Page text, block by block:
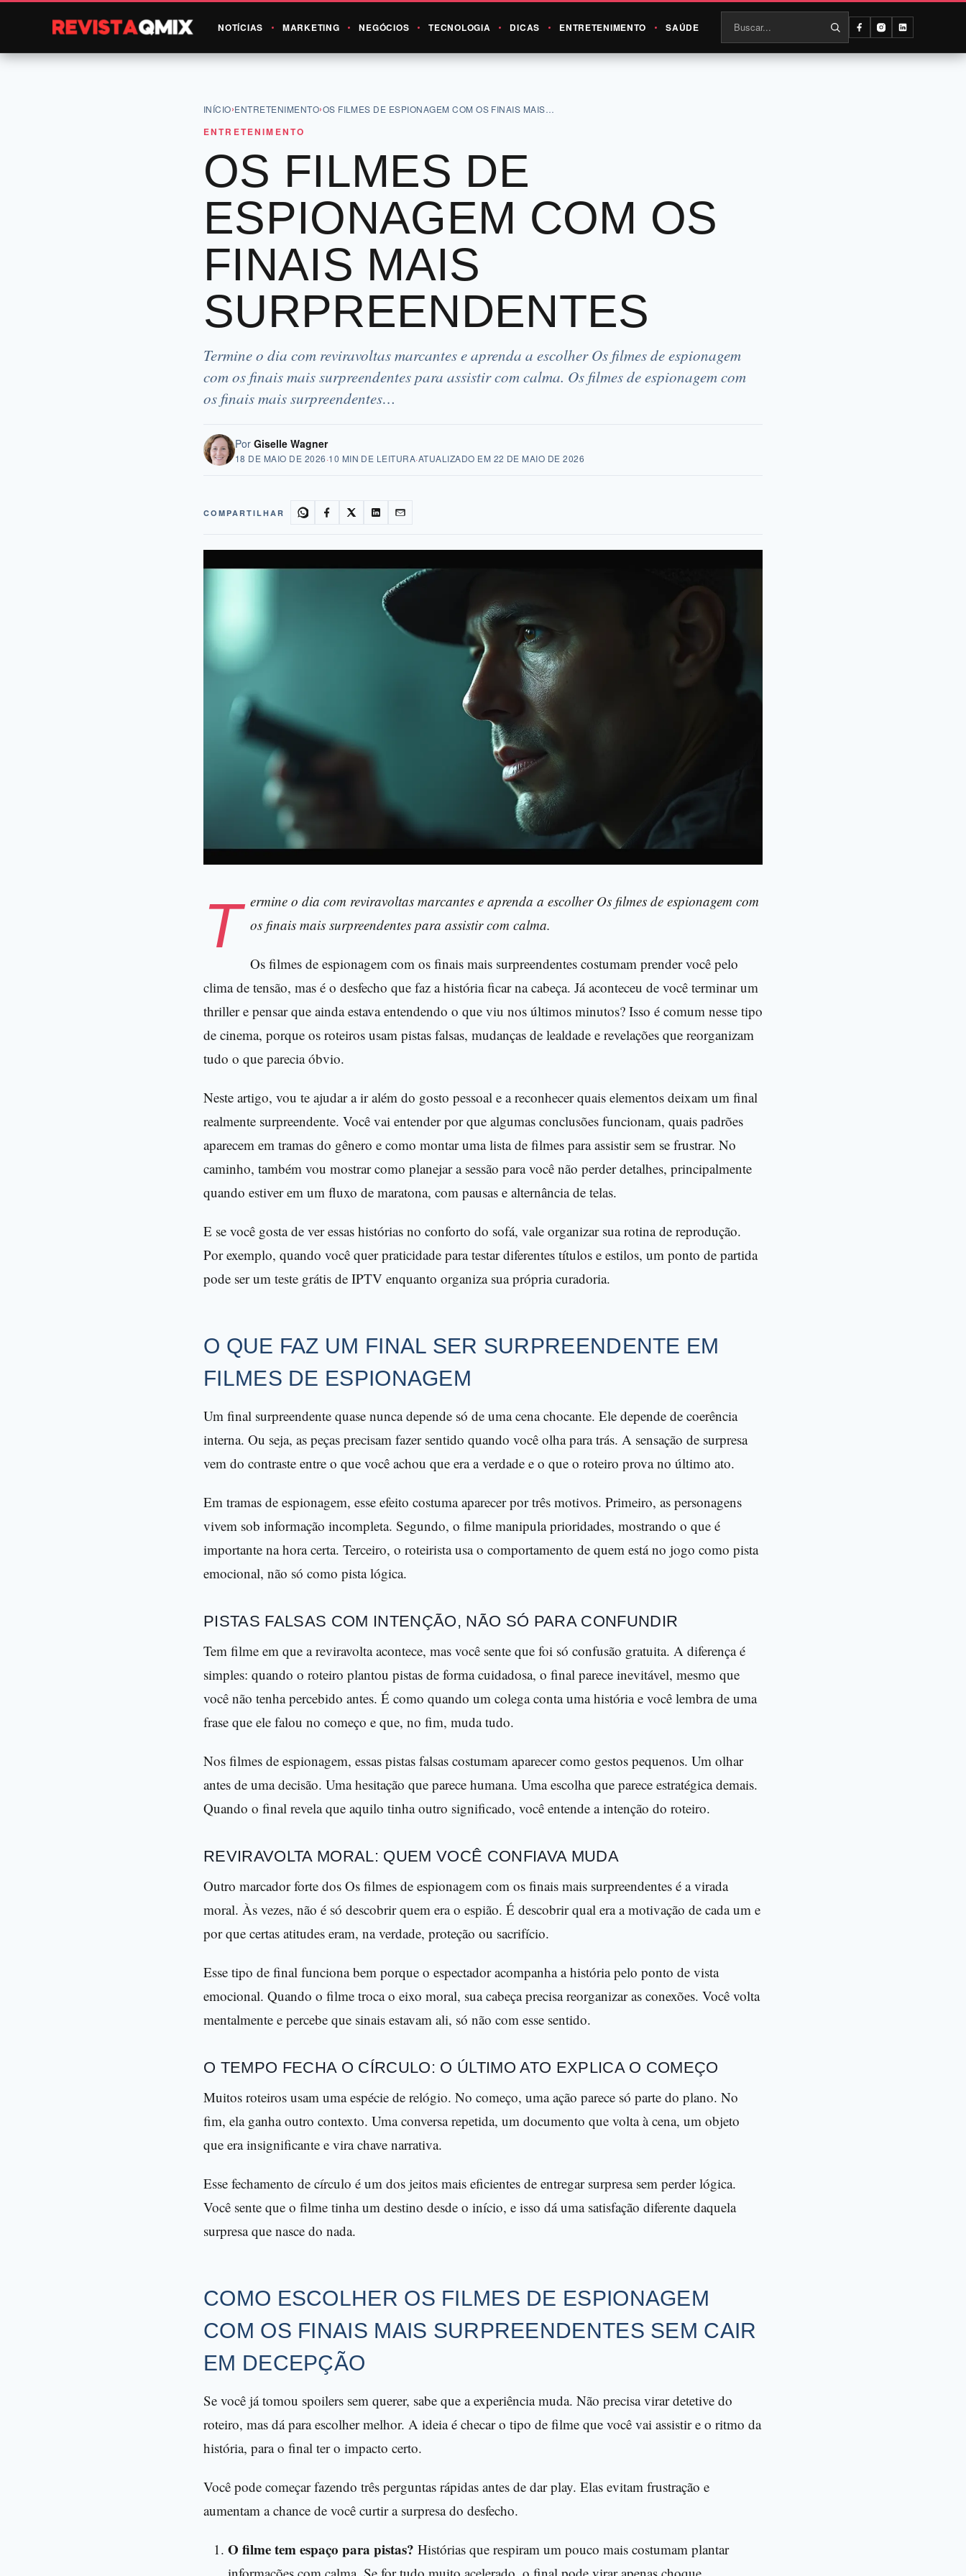
NOTÍCIAS MARKETING NEGÓCIOS TECNOLOGIA DICAS ENTRETENIMENTO SAÚDE
INÍCIO›ENTRETENIMENTO›OS FILMES DE ESPIONAGEM COM OS FINAIS MAIS…
ENTRETENIMENTO
OS FILMES DE
ESPIONAGEM COM OS
FINAIS MAIS
SURPREENDENTES
Termine o dia com reviravoltas marcantes e aprenda a escolher Os filmes de espionagem
com os finais mais surpreendentes para assistir com calma. Os filmes de espionagem com
os finais mais surpreendentes…
Por Giselle Wagner
18 DE MAIO DE 2026·10 MIN DE LEITURA·ATUALIZADO EM 22 DE MAIO DE 2026
COMPARTILHAR
Termine o dia com reviravoltas marcantes e aprenda a escolher Os filmes de espionagem com os finais mais surpreendentes para assistir com calma.
Os filmes de espionagem com os finais mais surpreendentes costumam prender você pelo
clima de tensão, mas é o desfecho que faz a história ficar na cabeça. Já aconteceu de você terminar um
thriller e pensar que ainda estava entendendo o que viu nos últimos minutos? Isso é comum nesse tipo
de cinema, porque os roteiros usam pistas falsas, mudanças de lealdade e revelações que reorganizam
tudo o que parecia óbvio.
Neste artigo, vou te ajudar a ir além do gosto pessoal e a reconhecer quais elementos deixam um final
realmente surpreendente. Você vai entender por que algumas conclusões funcionam, quais padrões
aparecem em tramas do gênero e como montar uma lista de filmes para assistir sem se frustrar. No
caminho, também vou mostrar como planejar a sessão para você não perder detalhes, principalmente
quando estiver em um fluxo de maratona, com pausas e alternância de telas.
E se você gosta de ver essas histórias no conforto do sofá, vale organizar sua rotina de reprodução.
Por exemplo, quando você quer praticidade para testar diferentes títulos e estilos, um ponto de partida
pode ser um teste grátis de IPTV enquanto organiza sua própria curadoria.
O QUE FAZ UM FINAL SER SURPREENDENTE EM
FILMES DE ESPIONAGEM
Um final surpreendente quase nunca depende só de uma cena chocante. Ele depende de coerência
interna. Ou seja, as peças precisam fazer sentido quando você olha para trás. A sensação de surpresa
vem do contraste entre o que você achou que era a verdade e o que o roteiro prova no último ato.
Em tramas de espionagem, esse efeito costuma aparecer por três motivos. Primeiro, as personagens
vivem sob informação incompleta. Segundo, o filme manipula prioridades, mostrando o que é
importante na hora certa. Terceiro, o roteirista usa o comportamento de quem está no jogo como pista
emocional, não só como pista lógica.
PISTAS FALSAS COM INTENÇÃO, NÃO SÓ PARA CONFUNDIR
Tem filme em que a reviravolta acontece, mas você sente que foi só confusão gratuita. A diferença é
simples: quando o roteiro plantou pistas de forma cuidadosa, o final parece inevitável, mesmo que
você não tenha percebido antes. É como quando um colega conta uma história e você lembra de uma
frase que ele falou no começo e que, no fim, muda tudo.
Nos filmes de espionagem, essas pistas falsas costumam aparecer como gestos pequenos. Um olhar
antes de uma decisão. Uma hesitação que parece humana. Uma escolha que parece estratégica demais.
Quando o final revela que aquilo tinha outro significado, você entende a intenção do roteiro.
REVIRAVOLTA MORAL: QUEM VOCÊ CONFIAVA MUDA
Outro marcador forte dos Os filmes de espionagem com os finais mais surpreendentes é a virada
moral. Às vezes, não é só descobrir quem era o espião. É descobrir qual era a motivação de cada um e
por que certas atitudes eram, na verdade, proteção ou sacrifício.
Esse tipo de final funciona bem porque o espectador acompanha a história pelo ponto de vista
emocional. Quando o filme troca o eixo moral, sua cabeça precisa reorganizar as conexões. Você volta
mentalmente e percebe que sinais estavam ali, só não com esse sentido.
O TEMPO FECHA O CÍRCULO: O ÚLTIMO ATO EXPLICA O COMEÇO
Muitos roteiros usam uma espécie de relógio. No começo, uma ação parece só parte do plano. No
fim, ela ganha outro contexto. Uma conversa repetida, um documento que volta à cena, um objeto
que era insignificante e vira chave narrativa.
Esse fechamento de círculo é um dos jeitos mais eficientes de entregar surpresa sem perder lógica.
Você sente que o filme tinha um destino desde o início, e isso dá uma satisfação diferente daquela
surpresa que nasce do nada.
COMO ESCOLHER OS FILMES DE ESPIONAGEM
COM OS FINAIS MAIS SURPREENDENTES SEM CAIR
EM DECEPÇÃO
Se você já tomou spoilers sem querer, sabe que a experiência muda. Não precisa virar detetive do
roteiro, mas dá para escolher melhor. A ideia é checar o tipo de filme que você vai assistir e o ritmo da
história, para o final ter o impacto certo.
Você pode começar fazendo três perguntas rápidas antes de dar play. Elas evitam frustração e
aumentam a chance de você curtir a surpresa do desfecho.
O filme tem espaço para pistas? Histórias que respiram um pouco mais costumam plantar